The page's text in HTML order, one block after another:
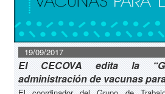
19/09/2017
El CECOVA edita la
administración de vacunas